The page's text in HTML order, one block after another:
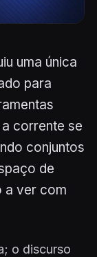
uma única
para
corrente se
conjuntos
de
a ver com
o discurso